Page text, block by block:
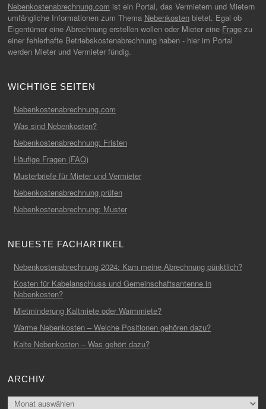
Nebenkostenabrechnung.com ist ein Portal, das Vermietern und Mietern
umfängliche Informationen zum Thema Nebenkosten bietet. Egal ob
Eigentümer eine Abrechnung erstellen wollen oder Mieter eine Frage zu
einer fehlerhafte Betriebskostenabrechnung haben - hier im Portal
werden Mieter und Vermieter fündig.
WICHTIGE SEITEN
Nebenkostenabrechnung.com
Was sind Nebenkosten?
Nebenkostenabrechnung: Fristen
Häufige Fragen (FAQ)
Musterbriefe für Mieter und Vermieter
Nebenkostenabrechnung prüfen
Nebenkostenabrechnung: Muster
NEUESTE FACHARTIKEL
Nebenkostenabrechnung 2024: Kam meine Abrechnung pünktlich?
Kosten für Kabelanschluss und Gemeinschaftsantenne in
Nebenkosten?
Mietminderung Kaltmiete oder Warmmiete?
Warme Nebenkosten – Welche Positionen gehören dazu?
Kalte Nebenkosten – Was gehört dazu?
ARCHIV
Archiv